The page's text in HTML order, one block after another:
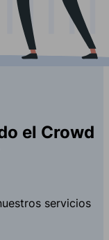
el Crowd
servicios